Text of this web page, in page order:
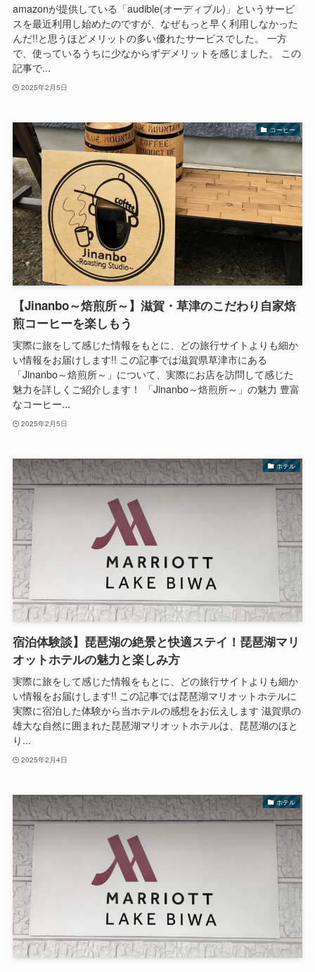
amazonが提供している「audible(オーディブル)」というサービ
スを最近利用し始めたのですが、なぜもっと早く利用しなかった
んだ!!と思うほどメリットの多い優れたサービスでした。 一方
で、使っているうちに少なからずデメリットを感じました。 この
記事で...
2025年2月5日
コーヒー
【Jinanbo～焙煎所～】滋賀・草津のこだわり自家焙
煎コーヒーを楽しもう
実際に旅をして感じた情報をもとに、どの旅行サイトよりも細か
い情報をお届けします!! この記事では滋賀県草津市にある
「Jinanbo～焙煎所～」について、実際にお店を訪問して感じた
魅力を詳しくご紹介します！ 「Jinanbo～焙煎所～」の魅力 豊富
なコーヒー...
2025年2月5日
ホテル
宿泊体験談】琵琶湖の絶景と快適ステイ！琵琶湖マリ
オットホテルの魅力と楽しみ方
実際に旅をして感じた情報をもとに、どの旅行サイトよりも細か
い情報をお届けします!! この記事では琵琶湖マリオットホテルに
実際に宿泊した体験から当ホテルの感想をお伝えします 滋賀県の
雄大な自然に囲まれた琵琶湖マリオットホテルは、琵琶湖のほと
り...
2025年2月4日
ホテル